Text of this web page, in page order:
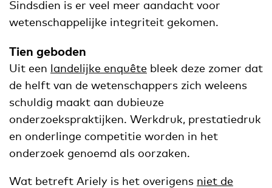
Sindsdien is er veel meer aandacht voor
wetenschappelijke integriteit gekomen.
Tien geboden
Uit een landelijke enquête bleek deze zomer dat
de helft van de wetenschappers zich weleens
schuldig maakt aan dubieuze
onderzoekspraktijken. Werkdruk, prestatiedruk
en onderlinge competitie worden in het
onderzoek genoemd als oorzaken.
Wat betreft Ariely is het overigens niet de